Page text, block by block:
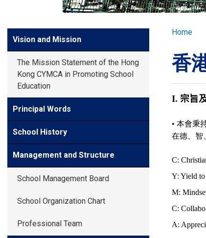
GLOBAL
ADMISSION
STUDENTS
PARENTS
Side
Meun
Vision and Mission
The Mission Statement of the Hong
Kong CYMCA in Promoting School
Education
Principal Words
School History
Management and Structure
School Management Board
School Organization Chart
Professional Team
Home
香
I. 宗旨
• 本會秉
在德、智
C:
Y: Yield
M:
C:
A: